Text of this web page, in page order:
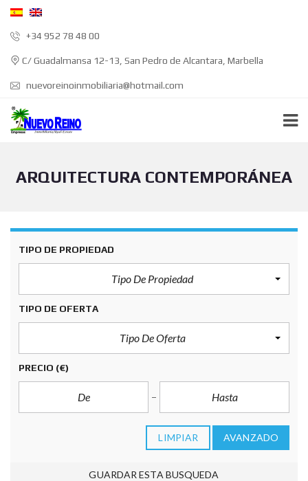
+34 952 78 48 00
C/ Guadalmansa 12-13, San Pedro de Alcantara, Marbella
nuevoreinoinmobiliaria@hotmail.com
ARQUITECTURA CONTEMPORÁNEA
TIPO DE PROPIEDAD
Tipo De Propiedad
TIPO DE OFERTA
Tipo De Oferta
PRECIO (€)
LIMPIAR AVANZADO
GUARDAR ESTA BUSQUEDA